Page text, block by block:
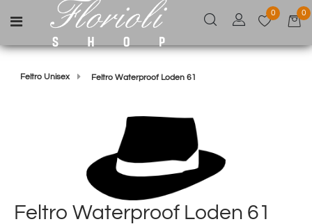
Open menu
0 0
Feltro Unisex Feltro Waterproof Loden 61
Feltro Waterproof Loden 61